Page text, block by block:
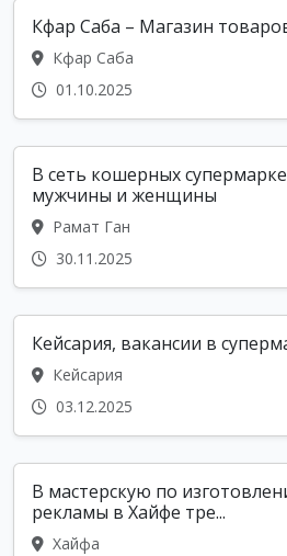
Кфар Саба – Магазин
Кфар Саба
01.10.2025
В сеть кошерных
мужчины и женщины
Рамат Ган
30.11.2025
Кейсария, вакансии в
Кейсария
03.12.2025
В мастерскую по
рекламы в Хайфе тре...
Хайфа